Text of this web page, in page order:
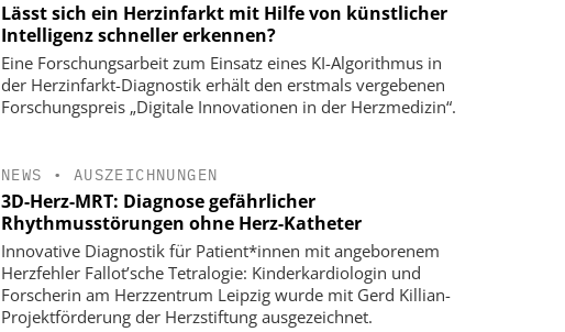
Lässt sich ein Herzinfarkt mit Hilfe von künstlicher
Intelligenz schneller erkennen?
Eine Forschungsarbeit zum Einsatz eines KI-Algorithmus in
der Herzinfarkt-Diagnostik erhält den erstmals vergebenen
Forschungspreis „Digitale Innovationen in der Herzmedizin“.
NEWS • AUSZEICHNUNGEN
3D-Herz-MRT: Diagnose gefährlicher
Rhythmusstörungen ohne Herz-Katheter
Innovative Diagnostik für Patient*innen mit angeborenem
Herzfehler Fallot’sche Tetralogie: Kinderkardiologin und
Forscherin am Herzzentrum Leipzig wurde mit Gerd Killian-
Projektförderung der Herzstiftung ausgezeichnet.